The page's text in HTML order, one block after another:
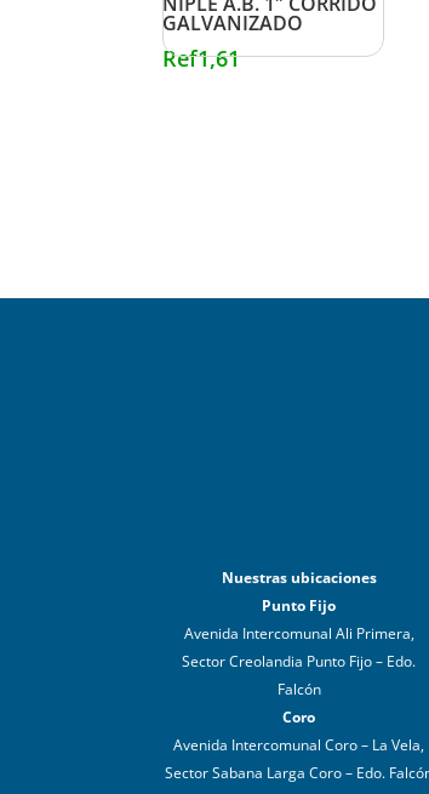
GALVANIZADO
Ref1,61
Nuestras ubicaciones
Punto Fijo
Avenida Intercomunal Ali Primera,
Sector Creolandia Punto Fijo – Edo.
Falcón
Coro
Avenida Intercomunal Coro – La Vela,
Sector Sabana Larga Coro – Edo.